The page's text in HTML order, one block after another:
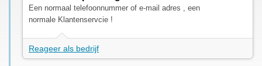
Een normaal telefoonnummer of e-mail adres , een
normale Klantenservcie !
Reageer als bedrijf